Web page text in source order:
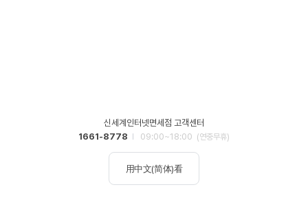
신세계인터넷면세점 고객센터
1661-8778
09:00~18:00 (연중무휴)
用中文(简体)看